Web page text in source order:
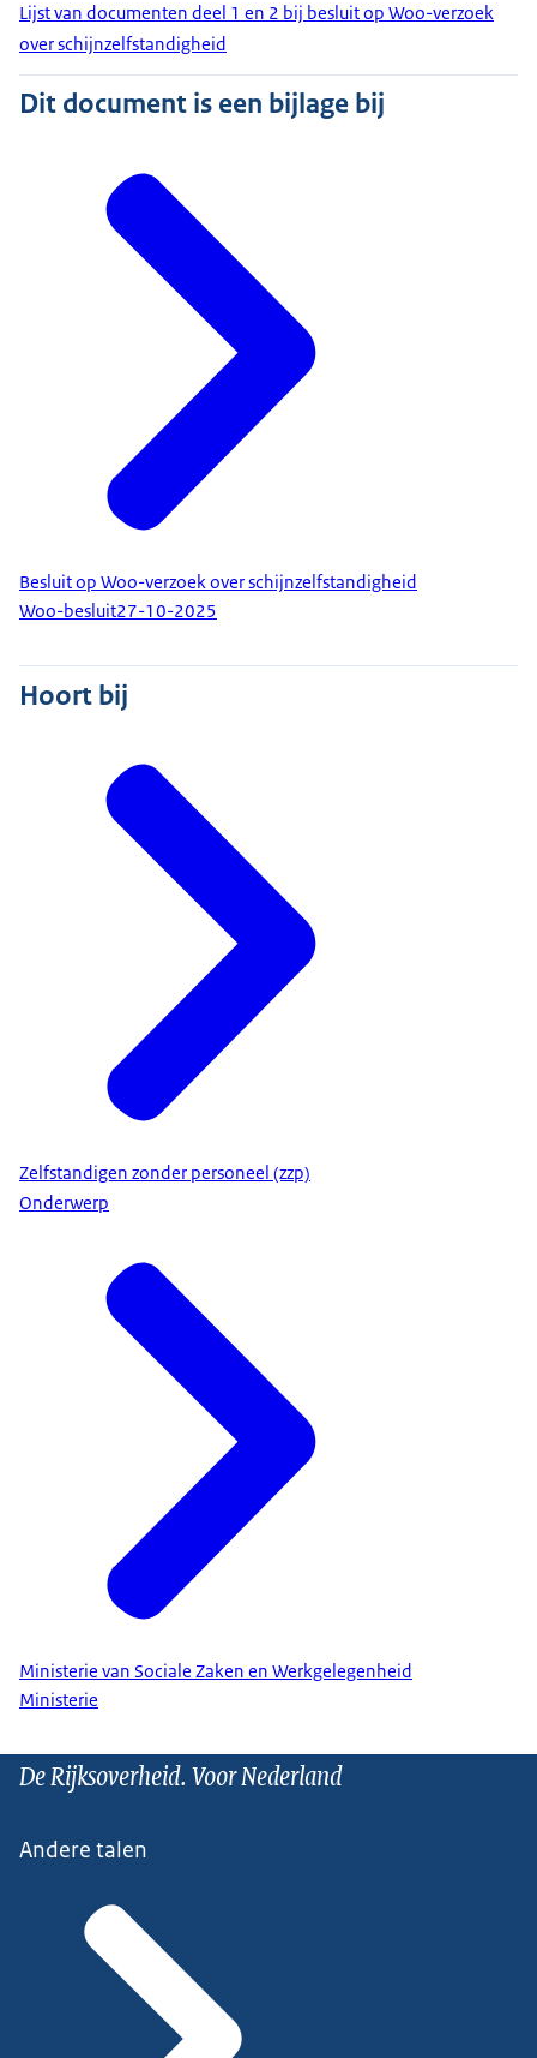
Lijst van documenten deel 1 en 2 bij besluit op Woo-verzoek
over schijnzelfstandigheid
Dit document is een bijlage bij
Besluit op Woo-verzoek over schijnzelfstandigheid
Woo-besluit27-10-2025
Hoort bij
Zelfstandigen zonder personeel (zzp)
Onderwerp
Ministerie van Sociale Zaken en Werkgelegenheid
Ministerie
De Rijksoverheid. Voor Nederland
Andere talen